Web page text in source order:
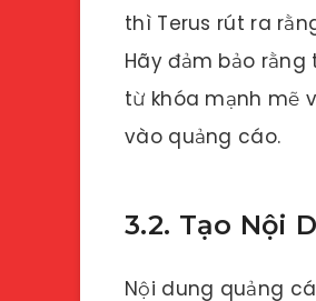
thì Terus rút ra
Hãy đảm bảo
từ khóa mạnh mẽ
vào quảng cáo.
3.2. Tạo Nội
Nội dung quảng